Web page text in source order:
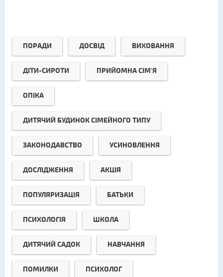
ПОРАДИ ДОСВІД ВИХОВАННЯ
ДІТИ-СИРОТИ ПРИЙОМНА СІМ'Я
ОПІКА
ДИТЯЧИЙ БУДИНОК СІМЕЙНОГО ТИПУ
ЗАКОНОДАВСТВО УСИНОВЛЕННЯ
ДОСЛІДЖЕННЯ АКЦІЯ
ПОПУЛЯРИЗАЦІЯ БАТЬКИ
ПСИХОЛОГІЯ ШКОЛА
ДИТЯЧИЙ САДОК НАВЧАННЯ
ПОМИЛКИ ПСИХОЛОГ